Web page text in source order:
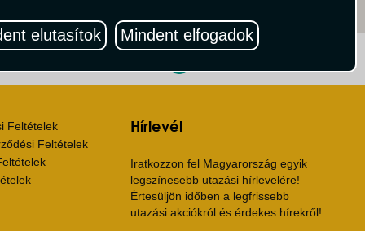
elutasítok Mindent elfogadok
Feltételek
Feltételek
Hírlevél
Iratkozzon fel Magyarország egyik
legszínesebb utazási hírlevelére!
Értesüljön időben a legfrissebb
utazási akciókról és érdekes hírekről!